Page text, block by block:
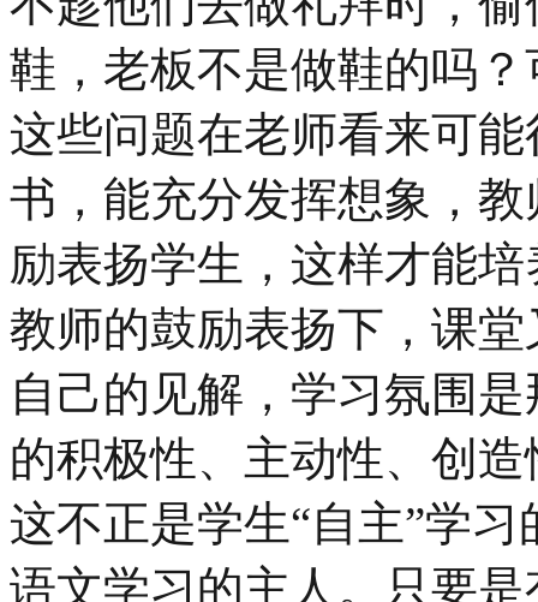
鞋，老板不是做鞋的吗
这些问题在老师看来可
书，能充分发挥想象，
励表扬学生，这样才能
教师的鼓励表扬下，课
自己的见解，学习氛围
的积极性、主动性、创
这不正是学生“自主”学
语文学习的主人。只要